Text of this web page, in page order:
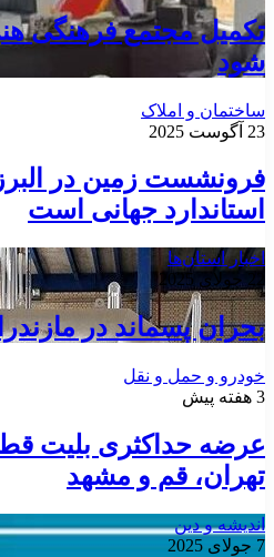
تکمیل مجتمع فرهنگی
شود
ساختمان و املاک
23 آگوست 2025
استاندارد جهانی است
اخبار استان‌ها
22 جولای 2025
بحران پسماند در
خودرو و حمل و نقل
3 هفته پیش
عرضه حداکثری بلیت
تهران، قم و مشهد
اندیشه و دین
7 جولای 2025